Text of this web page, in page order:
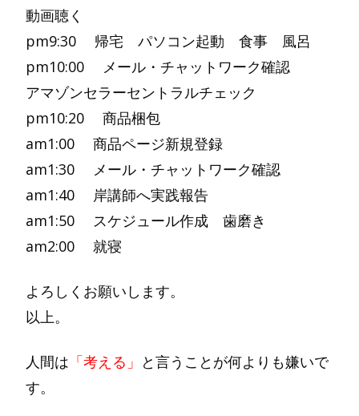
動画聴く
pm9:30 帰宅 パソコン起動 食事 風呂
pm10:00 メール・チャットワーク確認
アマゾンセラーセントラルチェック
pm10:20 商品梱包
am1:00 商品ページ新規登録
am1:30 メール・チャットワーク確認
am1:40 岸講師へ実践報告
am1:50 スケジュール作成 歯磨き
am2:00 就寝
よろしくお願いします。
以上。
人間は 「考える」 と言うことが何よりも嫌いで
す。